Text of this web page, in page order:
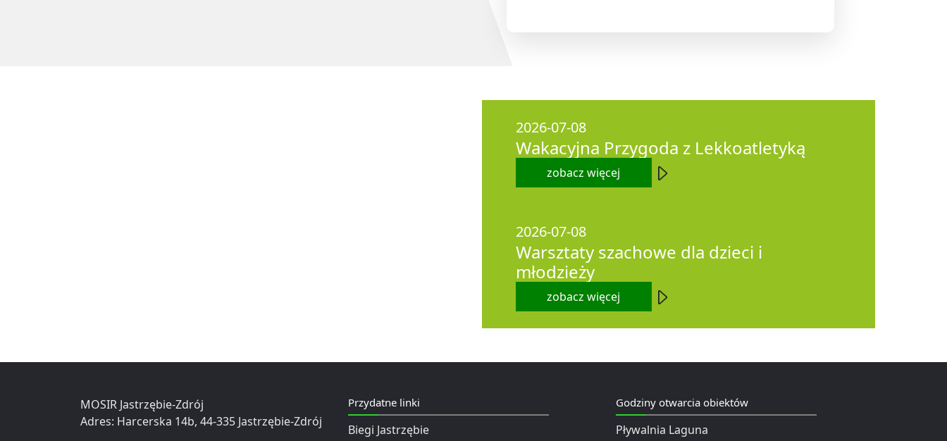
2026-07-08
Wakacyjna Przygoda z Lekkoatletyką
zobacz więcej
2026-07-08
Warsztaty szachowe dla dzieci i
młodzieży
zobacz więcej
MOSIR Jastrzębie-Zdrój
Przydatne linki
Biegi Jastrzębie
Godziny otwarcia obiektów
Pływalnia Laguna